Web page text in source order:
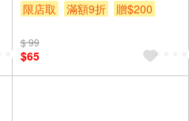
限店取
滿額9折 贈$200
$ 99
$65